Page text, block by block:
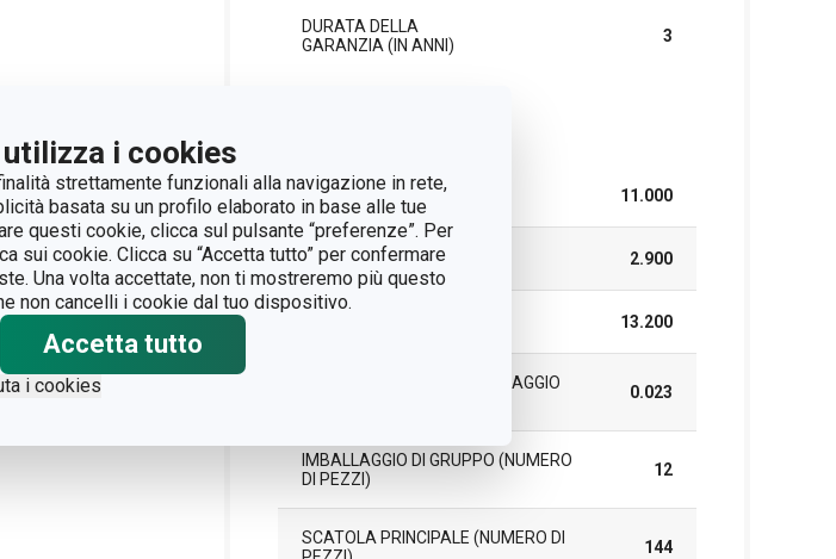
i cookies
strettamente funzionali alla navigazione in rete,
basata su un profilo elaborato in base alle tue
questi cookie, clicca sul pulsante “preferenze”. Per
sui cookie. Clicca su “Accetta tutto” per confermare
Una volta accettate, non ti mostreremo più questo
non cancelli i cookie dal tuo dispositivo.
Accetta tutto
i cookies
DURATA DELLA
GARANZIA (IN ANNI)
3
LARGHEZZA (CM) 11.000
ALTEZZA (CM) 2.900
13.200
PESO COMPRESO L'IMBALLAGGIO
0.023
IMBALLAGGIO DI GRUPPO (NUMERO
DI PEZZI)
12
SCATOLA PRINCIPALE (NUMERO DI
144